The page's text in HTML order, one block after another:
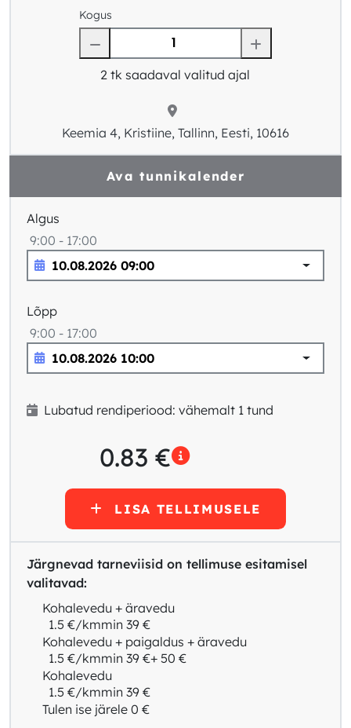
Kogus
2 tk saadaval valitud ajal
Keemia 4, Kristiine, Tallinn, Eesti, 10616
Ava tunnikalender
Algus
9:00 - 17:00
Lõpp
9:00 - 17:00
Lubatud rendiperiood: vähemalt 1 tund
0.83 €
LISA TELLIMUSELE
Järgnevad tarneviisid on tellimuse esitamisel
valitavad:
Kohalevedu + äravedu
1.5 €/kmmin 39 €
Kohalevedu + paigaldus + äravedu
1.5 €/kmmin 39 €+ 50 €
Kohalevedu
1.5 €/kmmin 39 €
Tulen ise järele 0 €